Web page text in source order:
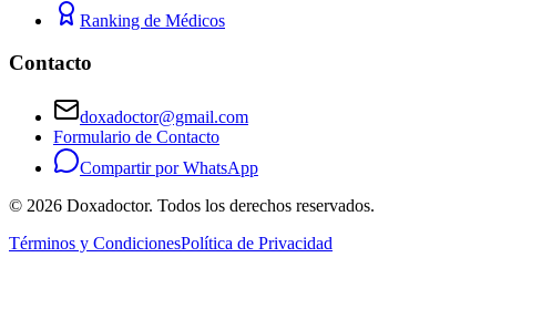
Ranking de Médicos
Contacto
doxadoctor@gmail.com
Formulario de Contacto
Compartir por WhatsApp
© 2026 Doxadoctor. Todos los derechos reservados.
Términos y CondicionesPolítica de Privacidad